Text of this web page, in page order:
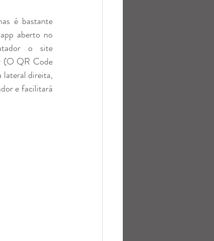
é bastante
aberto no
o site
(O QR Code
lateral direita,
e facilitará